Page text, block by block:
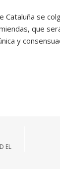
se
que
y
EL